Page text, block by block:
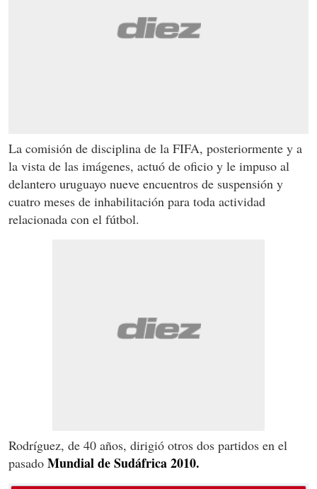
La comisión de disciplina de la FIFA, posteriormente y a
la vista de las imágenes, actuó de oficio y le impuso al
delantero uruguayo nueve encuentros de suspensión y
cuatro meses de inhabilitación para toda actividad
relacionada con el fútbol.
Rodríguez, de 40 años, dirigió otros dos partidos en el
pasado Mundial de Sudáfrica 2010.